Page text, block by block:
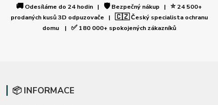
🚚 Odesíláme do 24 hodin | 🛡️Bezpečný nákup | ⭐24 500+
prodaných kusů 3D odpuzovače | 🇨🇿Český specialista ochranu
domu | ✅180 000+ spokojených zákazníků
📦 INFORMACE